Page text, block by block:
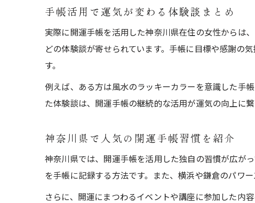
手帳活用で運気が変わる体験談まとめ
実際に開運手帳を活用した神奈川県在住の女性からは
どの体験談が寄せられています。手帳に目標や感謝の
す。
例えば、ある方は風水のラッキーカラーを意識した手
た体験談は、開運手帳の継続的な活用が運気の向上に
神奈川県で人気の開運手帳習慣を紹介
神奈川県では、開運手帳を活用した独自の習慣が広が
を手帳に記録する方法です。また、横浜や鎌倉のパワ
さらに、開運にまつわるイベントや講座に参加した内